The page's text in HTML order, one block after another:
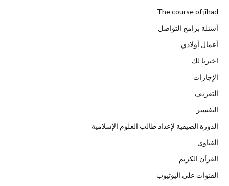
The course of jihad
أسئلة برامج التواصل
أعمال أولادي
اخترنا لك
الإجازات
التعريف
التفسير
الدورة الصيفية لإعداد طالب العلوم الإسلامية
الفتاوى
القرآن الكريم
القنوات على اليوتيوب